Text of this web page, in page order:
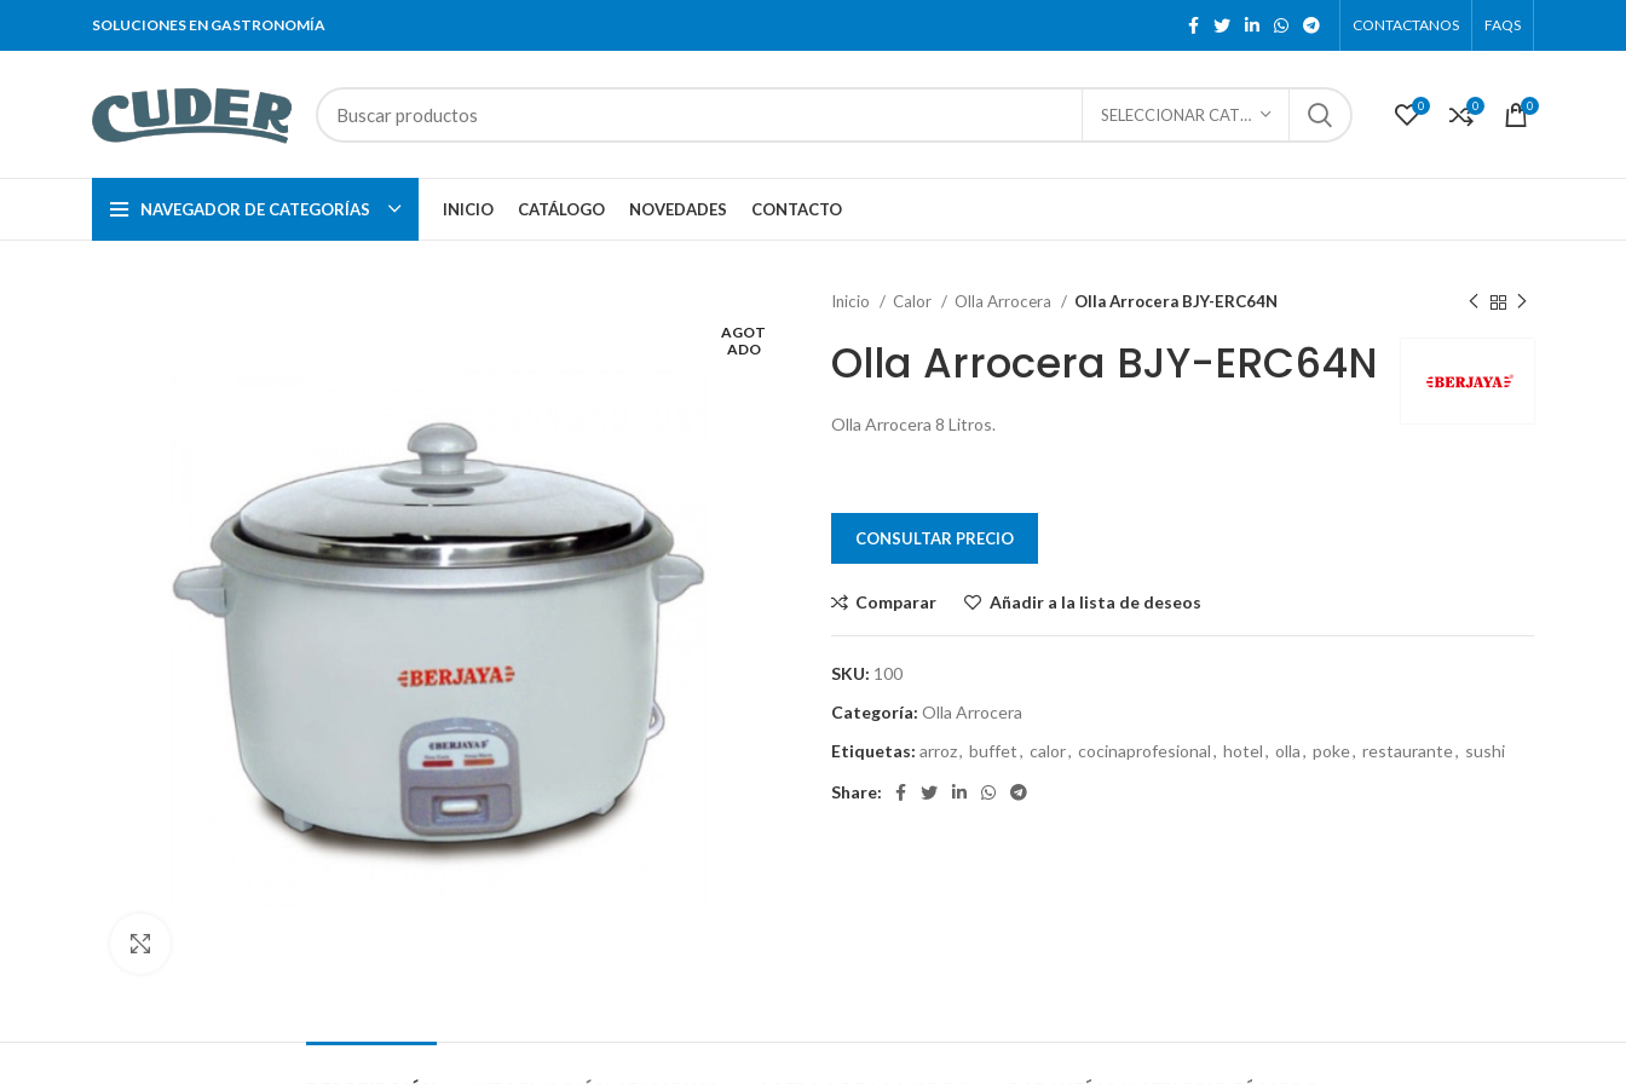
SOLUCIONES EN GASTRONOMÍA CONTACTANOS FAQS
SELECCIONAR CATEGORÍA 0 0 0
NAVEGADOR DE CATEGORÍAS INICIO CATÁLOGO NOVEDADES CONTACTO
AGOT
ADO
Inicio Calor Olla Arrocera Olla Arrocera BJY-ERC64N
Olla Arrocera BJY-ERC64N
Olla Arrocera 8 Litros.
CONSULTAR PRECIO
Comparar Añadir a la lista de deseos
SKU: 100
Categoría: Olla Arrocera
Etiquetas: arroz, buffet, calor, cocinaprofesional, hotel, olla, poke, restaurante, sushi
Share: